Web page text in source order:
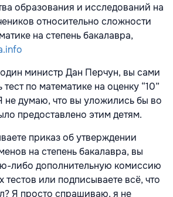
образования и исследований на
относительно сложности
на степень бакалавра,
министр Дан Перчун, вы сами
по математике на оценку “10”
не думаю, что вы уложились бы во
предоставлено этим детям.
приказ об утверждении
на степень бакалавра, вы
либо дополнительную комиссию
тестов или подписываете всё, что
Я просто спрашиваю, я не